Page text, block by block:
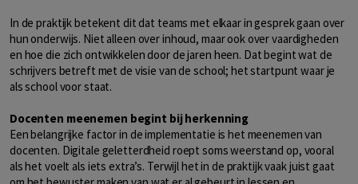
In de praktijk betekent dit dat teams met elkaar in gesprek gaan over
hun onderwijs. Niet alleen over inhoud, maar ook over vaardigheden
en hoe die zich ontwikkelen door de jaren heen. Dat begint wat de
schrijvers betreft met de visie van de school; het startpunt waar je
als school voor staat.
Docenten meenemen begint bij herkenning
Een belangrijke factor in de implementatie is het meenemen van
docenten. Digitale geletterdheid roept soms weerstand op, vooral
als het voelt als iets extra’s. Terwijl het in de praktijk vaak juist gaat